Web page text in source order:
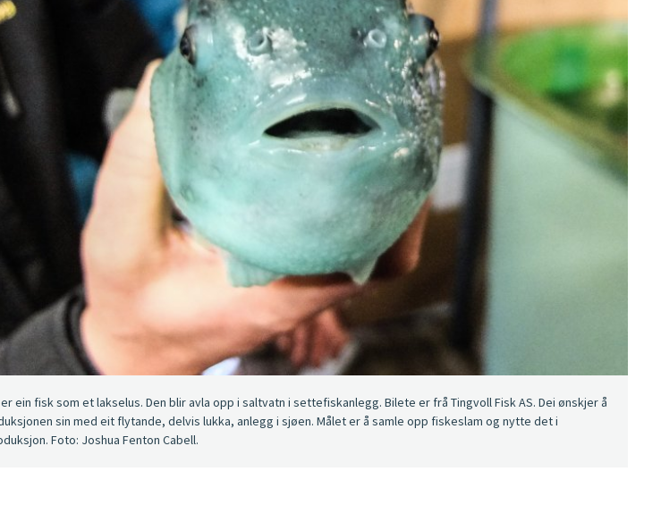
ein fisk som et lakselus. Den blir avla opp i saltvatn i settefiskanlegg. Bilete er frå Tingvoll Fisk AS. Dei ønskjer å
sin med eit flytande, delvis lukka, anlegg i sjøen. Målet er å samle opp fiskeslam og nytte det i
Foto: Joshua Fenton Cabell.